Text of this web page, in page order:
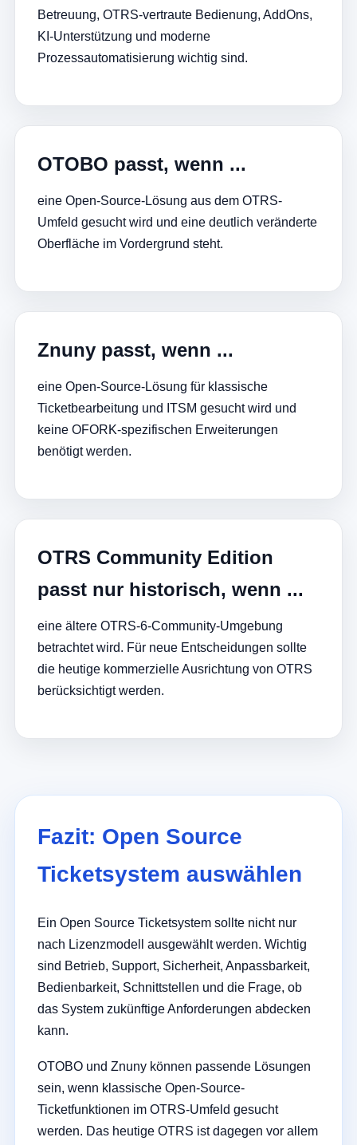
Betreuung, OTRS-vertraute Bedienung, AddOns,
KI-Unterstützung und moderne
Prozessautomatisierung wichtig sind.
OTOBO passt, wenn ...
eine Open-Source-Lösung aus dem OTRS-
Umfeld gesucht wird und eine deutlich veränderte
Oberfläche im Vordergrund steht.
Znuny passt, wenn ...
eine Open-Source-Lösung für klassische
Ticketbearbeitung und ITSM gesucht wird und
keine OFORK-spezifischen Erweiterungen
benötigt werden.
OTRS Community Edition
passt nur historisch, wenn ...
eine ältere OTRS-6-Community-Umgebung
betrachtet wird. Für neue Entscheidungen sollte
die heutige kommerzielle Ausrichtung von OTRS
berücksichtigt werden.
Fazit: Open Source
Ticketsystem auswählen
Ein Open Source Ticketsystem sollte nicht nur
nach Lizenzmodell ausgewählt werden. Wichtig
sind Betrieb, Support, Sicherheit, Anpassbarkeit,
Bedienbarkeit, Schnittstellen und die Frage, ob
das System zukünftige Anforderungen abdecken
kann.
OTOBO und Znuny können passende Lösungen
sein, wenn klassische Open-Source-
Ticketfunktionen im OTRS-Umfeld gesucht
werden. Das heutige OTRS ist dagegen vor allem